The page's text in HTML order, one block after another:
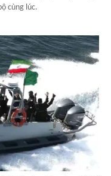
cùng lúc.